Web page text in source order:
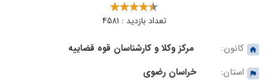
تعداد بازدید : 4581
کانون:
مرکز وکلا و کارشناسان قوه قضاییه
استان:
خراسان رضوی